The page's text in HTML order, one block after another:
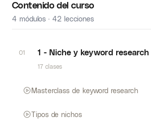
Contenido del curso
4 módulos · 42 lecciones
01 1 - Niche y keyword research
17 clases
Masterclass de keyword research
Tipos de nichos